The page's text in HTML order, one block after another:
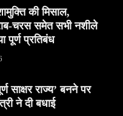
की मिसाल,
चरस समेत सभी नशीले
पूर्ण प्रतिबंध
साक्षर राज्य’ बनने पर
ने दी बधाई